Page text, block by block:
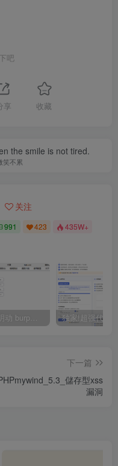
吧
享 收藏
the smile is not tired.
笑不累
关注
991 423 435W+
mingdon 明动 burp插件0.2.6版本 本地时间校验去除版
下一篇
儲存型xss
漏洞